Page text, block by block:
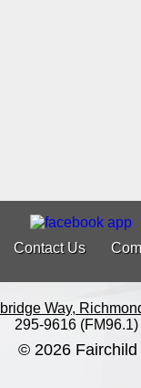
Contact Us
Way,
295-9616 (FM96.1)
© 2026 Fairchild